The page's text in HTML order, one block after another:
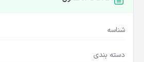
شناسه
دسته بندی